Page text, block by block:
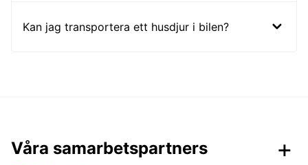
Kan jag transportera ett husdjur i bilen?
Våra samarbetspartners